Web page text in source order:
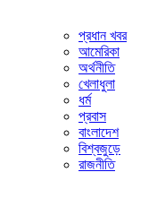
প্রধান খবর
আমেরিকা
অর্থনীতি
খেলাধুলা
ধর্ম
প্রবাস
বাংলাদেশ
বিশ্বজুড়ে
রাজনীতি